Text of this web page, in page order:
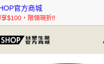
官方商城
$100，限領現折!!